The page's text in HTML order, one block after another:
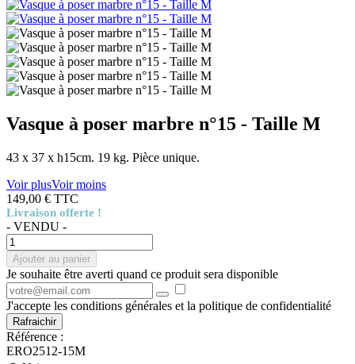
Vasque à poser marbre n°15 - Taille M
43 x 37 x h15cm. 19 kg. Pièce unique.
Voir plusVoir moins
149,00 € TTC
Livraison offerte !
- VENDU -
Ajouter au panier
Je souhaite être averti quand ce produit sera disponible
J'accepte les conditions générales et la politique de confidentialité
Référence :
ERO2512-15M